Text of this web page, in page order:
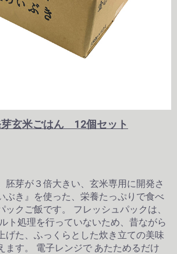
玄米ごはん 12個セット
胚芽が３倍大きい、玄米専用に開発さ
ぶき』を使った、栄養たっぷりで食べ
ックご飯です。 フレッシュパックは、
ト処理を行っていないため、昔ながら
げた、ふっくらとした炊き立ての美味
ます。 電子レンジで あたためるだけ